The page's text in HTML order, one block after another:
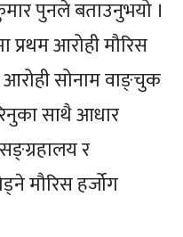
पुनले बताउनुभयो ।
प्रथम आरोही मौरिस
सोनाम वाङ्चुक
साथै आधार
र
मौरिस हर्जोग